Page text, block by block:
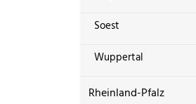
Soest
Wuppertal
Rheinland-Pfalz